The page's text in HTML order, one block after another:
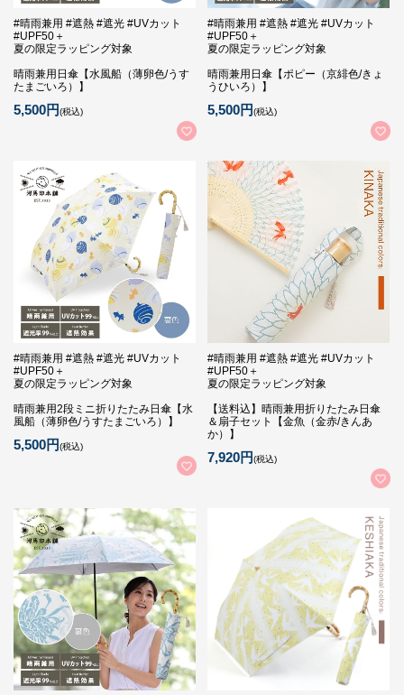
#晴雨兼用 #遮熱 #遮光 #UVカット
#UPF50＋
夏の限定ラッピング対象
晴雨兼用日傘【水風船（薄卵色/うす
たまごいろ）】
5,500円(税込)
#晴雨兼用 #遮熱 #遮光 #UVカット
#UPF50＋
夏の限定ラッピング対象
晴雨兼用日傘【ポピー（京緋色/きょ
うひいろ）】
5,500円(税込)
#晴雨兼用 #遮熱 #遮光 #UVカット
#UPF50＋
夏の限定ラッピング対象
晴雨兼用2段ミニ折りたたみ日傘【水
風船（薄卵色/うすたまごいろ）】
5,500円(税込)
#晴雨兼用 #遮熱 #遮光 #UVカット
#UPF50＋
夏の限定ラッピング対象
【送料込】晴雨兼用折りたたみ日傘
＆扇子セット【金魚（金赤/きんあ
か）】
7,920円(税込)